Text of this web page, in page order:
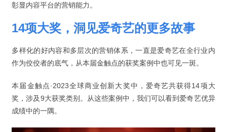
彰显内容平台的营销能力。
14项大奖，洞见爱奇艺的更多故事
多样化的好内容和多层次的营销体系，一直是爱奇艺在全行业内
作为佼佼者的底气，从本届金触点的获奖案例中也可见一斑。
本届金触点·2023全球商业创新大奖中，爱奇艺共获得14项大
奖，涉及9大获奖类别。从这些案例中，我们可以看到爱奇艺优异
成绩中的一隅。